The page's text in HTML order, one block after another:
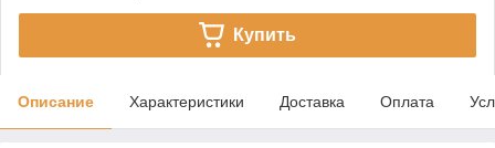
Купить
Описание Характеристики Доставка Оплата